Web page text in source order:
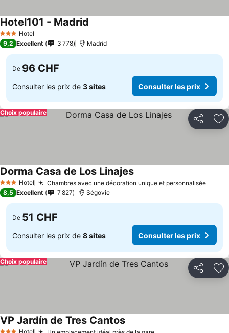
3 ÉtoilesHotel
Hotel101 - Madrid
9,2 Excellent 3 778 Madrid
De 96 CHF
Consulter les prix de 3 sites Consulter les prix
Partager
Choix populaire
3 ÉtoilesHotel Chambres avec une décoration unique et personnalisée
Dorma Casa de Los LinajesConsulter les prix
8,5 Excellent 7 827 Ségovie
De 51 CHF
Consulter les prix de 8 sites Consulter les prix
Partager
Choix populaire
Hotel
VP Jardín de Tres CantosConsulter les prix